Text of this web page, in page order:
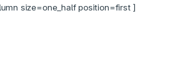
size=one_half position=first ]